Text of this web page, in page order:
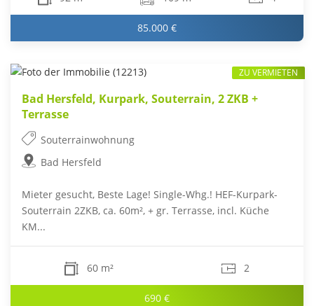
85.000 €
Bad Hersfeld, Kurpark, Souterrain, 2 ZKB +
Terrasse
Souterrainwohnung
Bad Hersfeld
Mieter gesucht, Beste Lage! Single-Whg.! HEF-Kurpark-
Souterrain 2ZKB, ca. 60m², + gr. Terrasse, incl. Küche
KM...
60 m² 2
690 €
ZU VERMIETEN